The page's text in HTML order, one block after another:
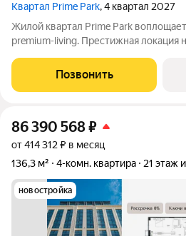
Квартал Prime Park, 4 квартал 2027
Жилой квартал Prime Park
premium-living. Престижная локация
и Белой площади, - 20 мин. до
«Москва-Сити», - 4 парка
Позвонить
86 390 568₽
от 414 312 ₽ в месяц
136,3 м²
4-комн. квартира 21 этаж
новостройка